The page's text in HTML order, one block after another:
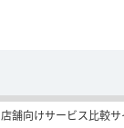
店舗向けサービス比較